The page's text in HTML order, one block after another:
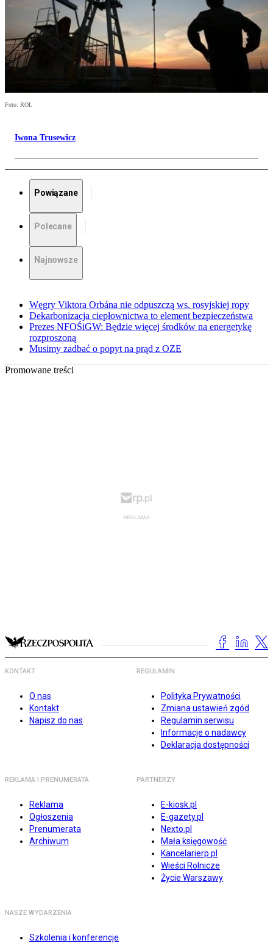
Foto: ROL
Iwona Trusewicz
Powiązane
Polecane
Najnowsze
Węgry Viktora Orbána nie odpuszczą ws. rosyjskiej ropy
Dekarbonizacja ciepłownictwa to element bezpieczeństwa
Prezes NFOŚiGW: Będzie więcej środków na energetykę
rozproszoną
Musimy zadbać o popyt na prąd z OZE
Promowane treści
KONTAKT
O nas
Kontakt
Napisz do nas
REGULAMIN
Polityka Prywatności
Zmiana ustawień zgód
Regulamin serwisu
Informacje o nadawcy
Deklaracja dostępności
REKLAMA I PRENUMERATA
Reklama
Ogłoszenia
Prenumerata
Archiwum
PARTNERZY
E-kiosk.pl
E-gazety.pl
Nexto.pl
Mała księgowość
Kancelarierp.pl
Wieści Rolnicze
Życie Warszawy
NASZE WYDARZENIA
Szkolenia i konferencje